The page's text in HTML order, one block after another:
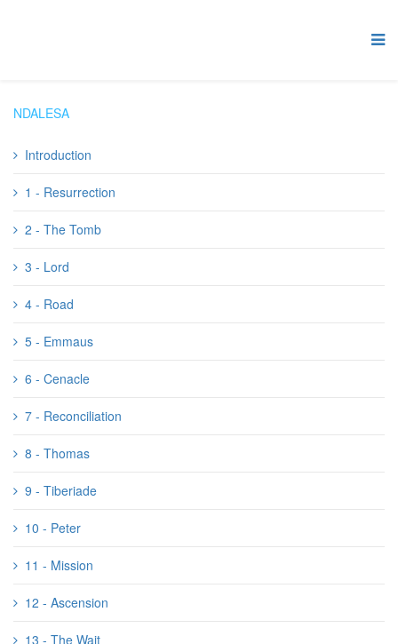
NDALESA
Introduction
1 - Resurrection
2 - The Tomb
3 - Lord
4 - Road
5 - Emmaus
6 - Cenacle
7 - Reconciliation
8 - Thomas
9 - Tiberiade
10 - Peter
11 - Mission
12 - Ascension
13 - The Wait